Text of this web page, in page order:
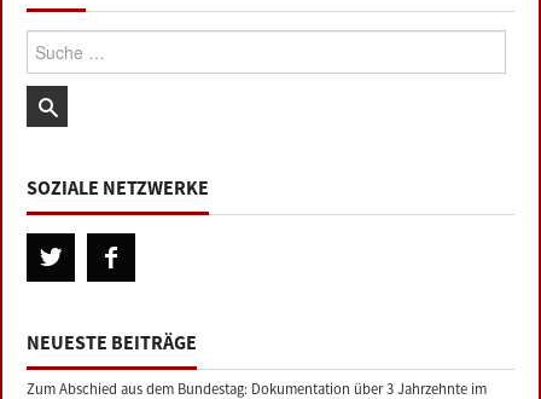
Suche:
SOZIALE NETZWERKE
NEUESTE BEITRÄGE
Zum Abschied aus dem Bundestag: Dokumentation über 3 Jahrzehnte im